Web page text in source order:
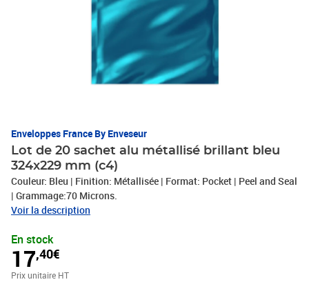
Enveloppes France By Enveseur
Lot de 20 sachet alu métallisé brillant bleu
324x229 mm (c4)
Couleur: Bleu | Finition: Métallisée | Format: Pocket | Peel and Seal
| Grammage:70 Microns.
Voir la description
En stock
17,40€
Prix unitaire HT